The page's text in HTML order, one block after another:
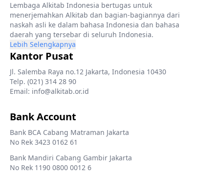
Lembaga Alkitab Indonesia bertugas untuk
menerjemahkan Alkitab dan bagian-bagiannya dari
naskah asli ke dalam bahasa Indonesia dan bahasa
daerah yang tersebar di seluruh Indonesia.
Lebih Selengkapnya
Kantor Pusat
Jl. Salemba Raya no.12 Jakarta, Indonesia 10430
Telp. (021) 314 28 90
Email: info@alkitab.or.id
Bank Account
Bank BCA Cabang Matraman Jakarta
No Rek 3423 0162 61
Bank Mandiri Cabang Gambir Jakarta
No Rek 1190 0800 0012 6